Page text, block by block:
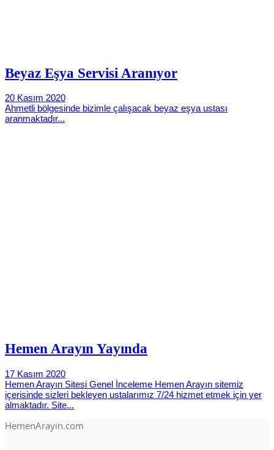
Beyaz Eşya Servisi Aranıyor
20 Kasım 2020
Ahmetli bölgesinde bizimle çalışacak beyaz eşya ustası
aranmaktadır...
Hemen Arayın Yayında
17 Kasım 2020
Hemen Arayın Sitesi Genel İnceleme Hemen Arayın sitemiz
içerisinde sizleri bekleyen ustalarımız 7/24 hizmet etmek için yer
almaktadır. Site...
HemenArayin.com